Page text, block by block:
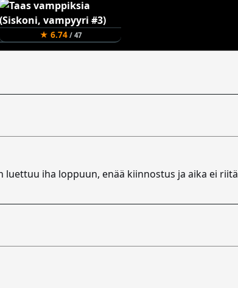
★ 6.74/ 47
iha loppuun, enää kiinnostus ja aika ei riitä